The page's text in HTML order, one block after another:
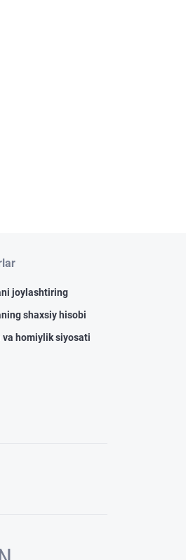
joylashtiring
shaxsiy hisobi
va homiylik siyosati